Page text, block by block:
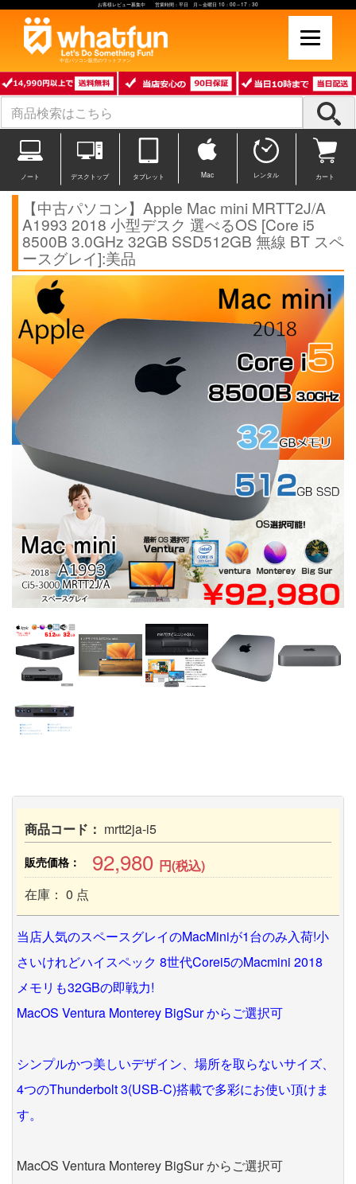
お客様レビュー募集中 営業時間：平日 月～金曜日 10：00～17：30
中古パソコン販売のワットファン
ノート デスクトップ タブレット Mac レンタル カート
【中古パソコン】Apple Mac mini MRTT2J/A
A1993 2018 小型デスク 選べるOS [Core i5
8500B 3.0GHz 32GB SSD512GB 無線 BT スペ
ースグレイ]:美品
商品コード： mrtt2ja-i5
販売価格： 92,980 円(税込)
在庫： 0 点
当店人気のスペースグレイのMacMiniが1台のみ入荷!小
さいけれどハイスペック 8世代Corei5のMacmini 2018
メモリも32GBの即戦力!
MacOS Ventura Monterey BigSur からご選択可
シンプルかつ美しいデザイン、場所を取らないサイズ、
4つのThunderbolt 3(USB-C)搭載で多彩にお使い頂けま
す。
MacOS Ventura Monterey BigSur からご選択可